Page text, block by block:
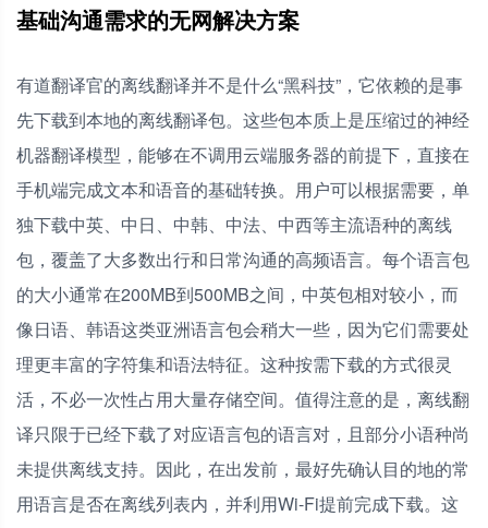
基础沟通需求的无网解决方案
有道翻译官的离线翻译并不是什么“黑科技”，它依赖的是事
先下载到本地的离线翻译包。这些包本质上是压缩过的神经
机器翻译模型，能够在不调用云端服务器的前提下，直接在
手机端完成文本和语音的基础转换。用户可以根据需要，单
独下载中英、中日、中韩、中法、中西等主流语种的离线
包，覆盖了大多数出行和日常沟通的高频语言。每个语言包
的大小通常在200MB到500MB之间，中英包相对较小，而
像日语、韩语这类亚洲语言包会稍大一些，因为它们需要处
理更丰富的字符集和语法特征。这种按需下载的方式很灵
活，不必一次性占用大量存储空间。值得注意的是，离线翻
译只限于已经下载了对应语言包的语言对，且部分小语种尚
未提供离线支持。因此，在出发前，最好先确认目的地的常
用语言是否在离线列表内，并利用Wi-Fi提前完成下载。这